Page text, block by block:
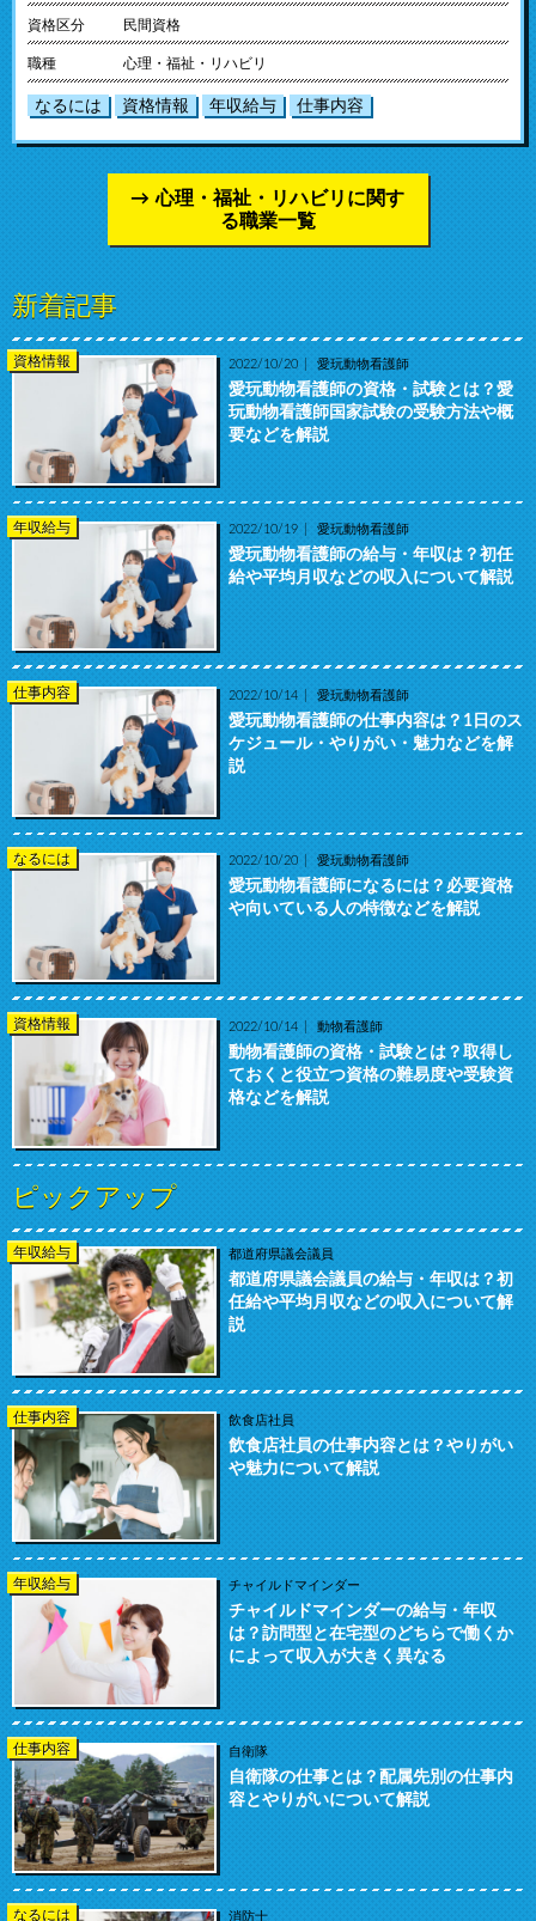
資格区分 民間資格
職種 心理・福祉・リハビリ
なるには 資格情報 年収給与 仕事内容
心理・福祉・リハビリに関す
る職業一覧
新着記事
資格情報 2022/10/20 愛玩動物看護師
愛玩動物看護師の資格・試験とは？愛
玩動物看護師国家試験の受験方法や概
要などを解説
年収給与 2022/10/19 愛玩動物看護師
愛玩動物看護師の給与・年収は？初任
給や平均月収などの収入について解説
仕事内容 2022/10/14 愛玩動物看護師
愛玩動物看護師の仕事内容は？1日のス
ケジュール・やりがい・魅力などを解
説
なるには 2022/10/20 愛玩動物看護師
愛玩動物看護師になるには？必要資格
や向いている人の特徴などを解説
資格情報 2022/10/14 動物看護師
動物看護師の資格・試験とは？取得し
ておくと役立つ資格の難易度や受験資
格などを解説
ピックアップ
年収給与 都道府県議会議員
都道府県議会議員の給与・年収は？初
任給や平均月収などの収入について解
説
仕事内容 飲食店社員
飲食店社員の仕事内容とは？やりがい
や魅力について解説
年収給与 チャイルドマインダー
チャイルドマインダーの給与・年収
は？訪問型と在宅型のどちらで働くか
によって収入が大きく異なる
仕事内容 自衛隊
自衛隊の仕事とは？配属先別の仕事内
容とやりがいについて解説
なるには 消防士